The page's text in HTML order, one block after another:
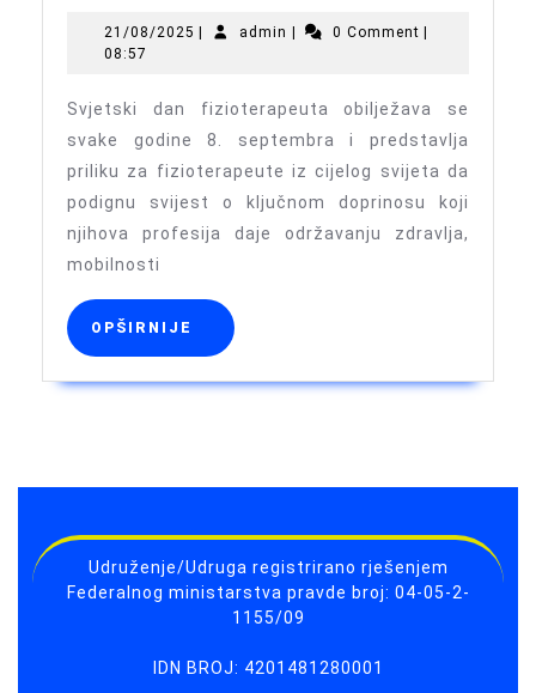
21/08/2025 21/08/2025
| admin admin
| 0 Comment |
08:57
Svjetski dan fizioterapeuta obilježava se
svake godine 8. septembra i predstavlja
priliku za fizioterapeute iz cijelog svijeta da
podignu svijest o ključnom doprinosu koji
njihova profesija daje održavanju zdravlja,
mobilnosti
OPŠIRNIJE OPŠIRNIJE
Udruženje/Udruga registrirano rješenjem
Federalnog ministarstva pravde broj: 04-05-2-
1155/09
IDN BROJ: 4201481280001